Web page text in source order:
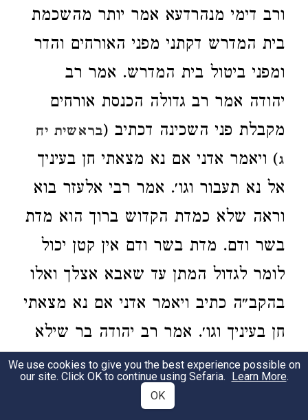
ורב דימי מנהרדעא אמר יותר מהשכמת
בית המדרש דקתני מפני האורחים והדר
ומפני ביטול בית המדרש. אמר רב
יהודה אמר רב גדולה הכנסת אורחים
מקבלת פני השכינה דכתיב (בראשית יח
ג) ויאמר אדני אם נא מצאתי חן בעיניך
אל נא תעבור וגו׳. אמר רבי אלעזר בוא
וראה שלא כמדת הקדוש ברוך הוא מדת
בשר ודם. מדת בשר ודם אין קטן יכול
לומר לגדול המתן עד שאבא אצלך ואלו
בהקב״ה כתיב ויאמר אדני אם נא מצאתי
חן בעיניך וגו׳. אמר רב יהודה בר שילא
אמר רב אסי אמר רבי יוחנן ששה דברים
אוכל אדם פירותיהם בעולם הזה והקרן
We use cookies to give you the best experience possible on
our site. Click OK to continue using Sefaria. Learn More.
OK